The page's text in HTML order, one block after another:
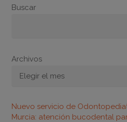
Buscar
Archivos
Nuevo servicio de
Murcia: atención bucodental